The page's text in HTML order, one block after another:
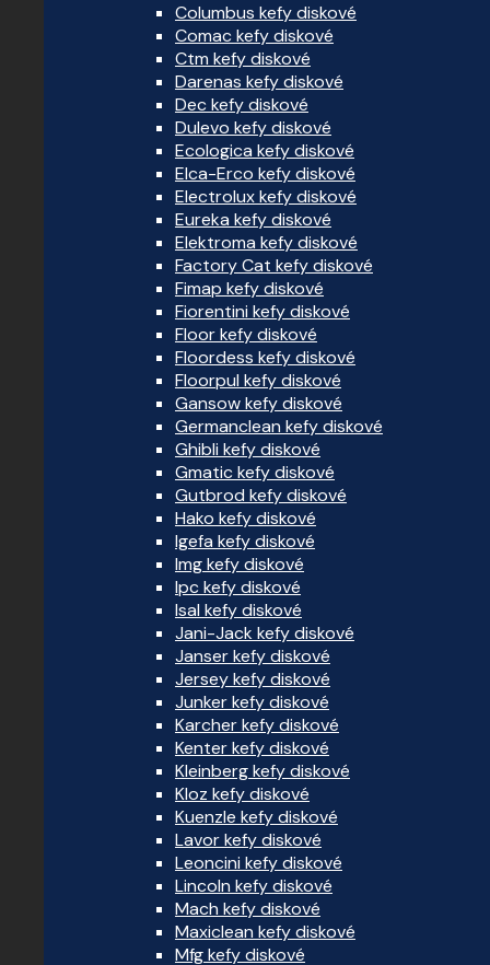
Columbus kefy diskové
Comac kefy diskové
Ctm kefy diskové
Darenas kefy diskové
Dec kefy diskové
Dulevo kefy diskové
Ecologica kefy diskové
Elca-Erco kefy diskové
Electrolux kefy diskové
Eureka kefy diskové
Elektroma kefy diskové
Factory Cat kefy diskové
Fimap kefy diskové
Fiorentini kefy diskové
Floor kefy diskové
Floordess kefy diskové
Floorpul kefy diskové
Gansow kefy diskové
Germanclean kefy diskové
Ghibli kefy diskové
Gmatic kefy diskové
Gutbrod kefy diskové
Hako kefy diskové
Igefa kefy diskové
Img kefy diskové
Ipc kefy diskové
Isal kefy diskové
Jani-Jack kefy diskové
Janser kefy diskové
Jersey kefy diskové
Junker kefy diskové
Karcher kefy diskové
Kenter kefy diskové
Kleinberg kefy diskové
Kloz kefy diskové
Kuenzle kefy diskové
Lavor kefy diskové
Leoncini kefy diskové
Lincoln kefy diskové
Mach kefy diskové
Maxiclean kefy diskové
Mfg kefy diskové